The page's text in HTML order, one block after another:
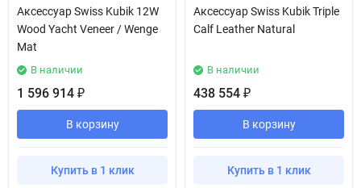
Аксессуар Swiss Kubik 12W
Wood Yacht Veneer / Wenge
Mat
В наличии
1 596 914 ₽
В корзину
Купить в 1 клик
Аксессуар Swiss Kubik Triple
Calf Leather Natural
В наличии
438 554 ₽
В корзину
Купить в 1 клик